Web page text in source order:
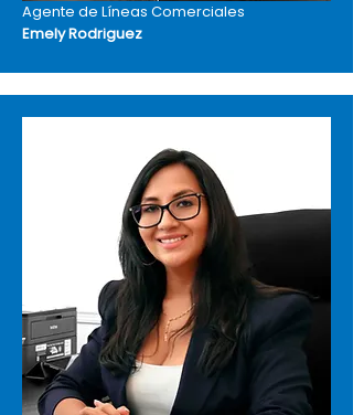
Agente de Líneas Comerciales
Emely Rodriguez